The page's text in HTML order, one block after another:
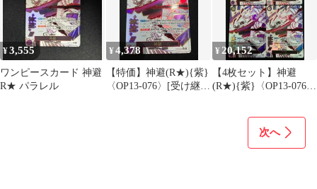
¥3,555
ワンピースカード 神避
R★ パラレル
¥4,378
【特価】神避(R★){紫}
〈OP13-076〉[受け継が
¥20,152
【4枚セット】神避
(R★){紫}〈OP13-076〉
ト パラレル かむさり
次へ